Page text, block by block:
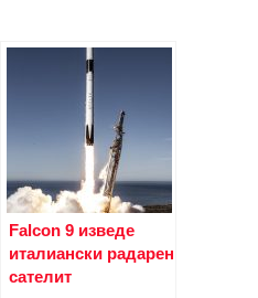
Falcon 9 изведе
италиански радарен
сателит